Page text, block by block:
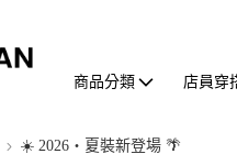
商品分類 店員穿
☀️ 2026・夏裝新登場 🌴